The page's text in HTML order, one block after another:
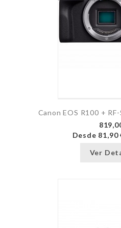
Canon EOS R100 +
Desde 81,90
Ver